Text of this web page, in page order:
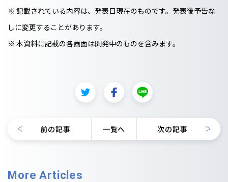
※ 記載されている内容は、発表日現在のものです。発表後予告な
しに変更することがあります。
※ 本資料に記載の各画面は開発中のものを含みます。
前の記事 一覧へ 次の記事
More Articles